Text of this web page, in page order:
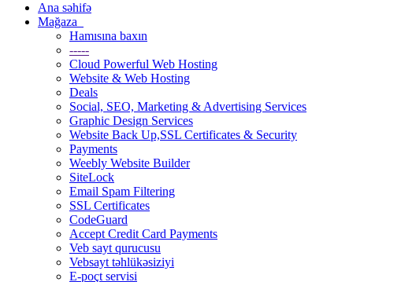
Ana səhifə
Mağaza
Hamısına baxın
-----
Cloud Powerful Web Hosting
Website & Web Hosting
Deals
Social, SEO, Marketing & Advertising Services
Graphic Design Services
Website Back Up,SSL Certificates & Security
Payments
Weebly Website Builder
SiteLock
Email Spam Filtering
SSL Certificates
CodeGuard
Accept Credit Card Payments
Veb sayt qurucusu
Vebsayt təhlükəsiziyi
E-poçt servisi